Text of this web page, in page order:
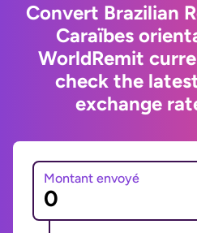
Convert Brazilian
Caraïbes
WorldRemit
check the
exchange
Montant envoyé